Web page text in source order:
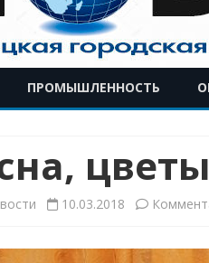
ПРОМЫШЛЕННОСТЬ
10.03.2018